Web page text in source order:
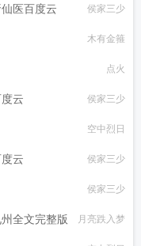
医百度云 侯家三少
木有金箍
点火
云 侯家三少
空中烈日
云 侯家三少
侯家三少
全文完整版 月亮跌入梦